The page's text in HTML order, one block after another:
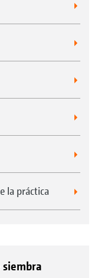
la práctica